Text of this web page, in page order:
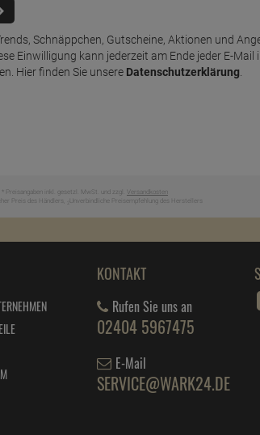
Schnäppchen, Gutscheine, Aktionen und
Einwilligung kann jederzeit am Ende jeder E-Mail
Hier finden Sie unsere Datenschutzerklärung.
* Preisangaben inkl. gesetzl. MwSt. und zzgl. Versandkosten
Preis des Händlers, Unverbindliche Preisempfehlung des Herstellers
KONTAKT
Rufen Sie uns an
02404 5967475
E-Mail
SERVICE@WARK24.DE